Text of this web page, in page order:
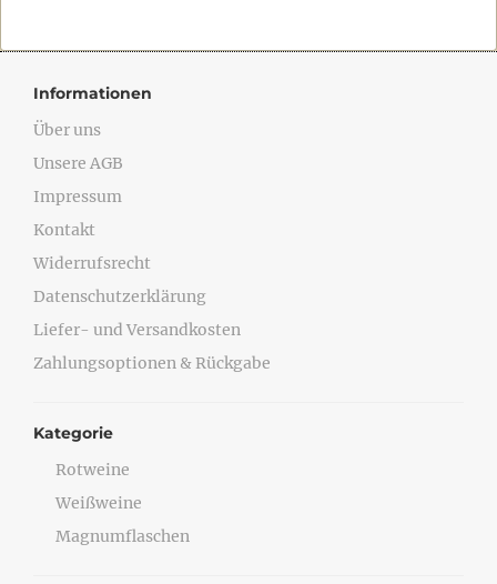
Informationen
Über uns
Unsere AGB
Impressum
Kontakt
Widerrufsrecht
Datenschutzerklärung
Liefer- und Versandkosten
Zahlungsoptionen & Rückgabe
Kategorie
Rotweine
Weißweine
Magnumflaschen